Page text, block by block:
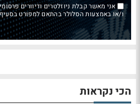
אני מאשר קבלת ניוזלטרים ודיוורים
ו/או באמצעות הסלולר בהתאם למפורט בסעיף 10 בתנאי
הכי נקראות